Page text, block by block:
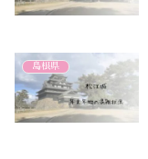
島根県